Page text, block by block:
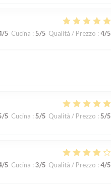
/5 Cucina : 5/5 Qualità / Prezzo : 4/5
/5 Cucina : 5/5 Qualità / Prezzo : 5/5
/5 Cucina : 3/5 Qualità / Prezzo : 4/5